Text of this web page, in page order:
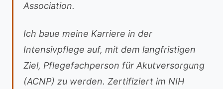
Association.
Ich baue meine Karriere in der
Intensivpflege auf, mit dem langfristigen
Ziel, Pflegefachperson für Akutversorgung
(ACNP) zu werden. Zertifiziert im NIH